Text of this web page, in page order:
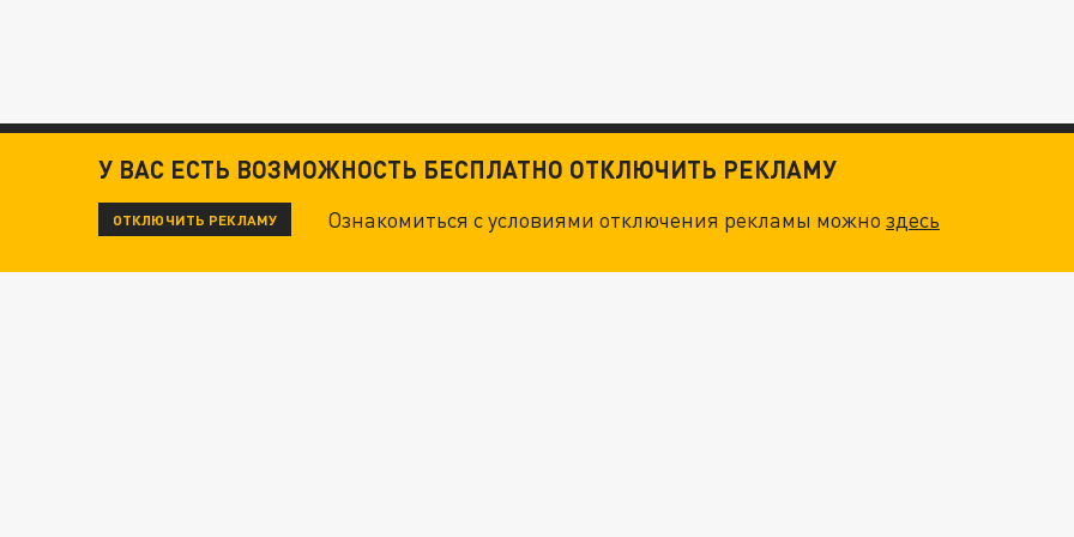
ЧИТАЙТЕ ТАКЖЕ:
У ВАС ЕСТЬ ВОЗМОЖНОСТЬ БЕСПЛАТНО ОТКЛЮЧИТЬ РЕКЛАМУ
ОТКЛЮЧИТЬ РЕКЛАМУ Ознакомиться с условиями отключения рекламы можноздесь